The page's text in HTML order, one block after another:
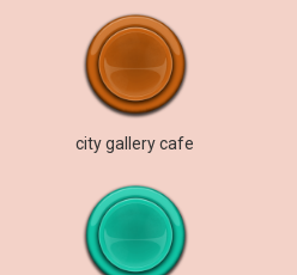
city gallery cafe